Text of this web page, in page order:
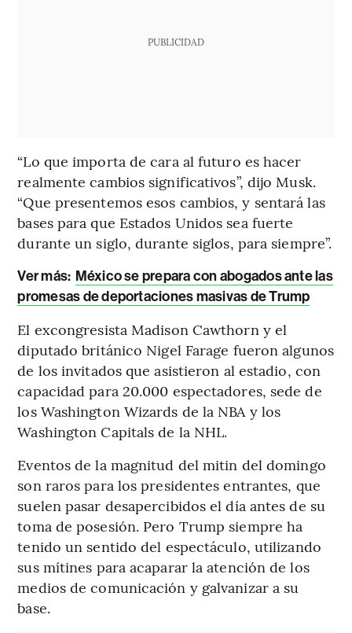
PUBLICIDAD
“Lo que importa de cara al futuro es hacer
realmente cambios significativos”, dijo Musk.
“Que presentemos esos cambios, y sentará las
bases para que Estados Unidos sea fuerte
durante un siglo, durante siglos, para siempre”.
Ver más: México se prepara con abogados ante las
promesas de deportaciones masivas de Trump
El excongresista Madison Cawthorn y el
diputado británico Nigel Farage fueron algunos
de los invitados que asistieron al estadio, con
capacidad para 20.000 espectadores, sede de
los Washington Wizards de la NBA y los
Washington Capitals de la NHL.
Eventos de la magnitud del mitin del domingo
son raros para los presidentes entrantes, que
suelen pasar desapercibidos el día antes de su
toma de posesión. Pero Trump siempre ha
tenido un sentido del espectáculo, utilizando
sus mítines para acaparar la atención de los
medios de comunicación y galvanizar a su
base.